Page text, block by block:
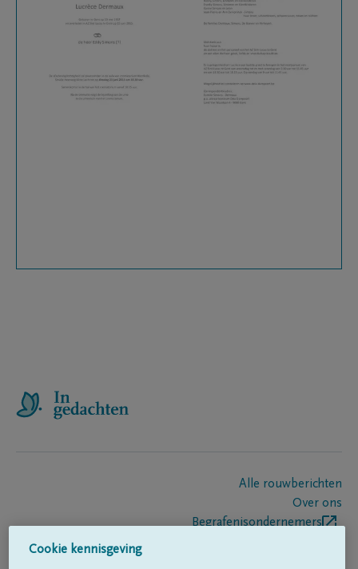
Alle rouwberichten
Over ons
Begrafenisondernemers
Cookie kennisgeving